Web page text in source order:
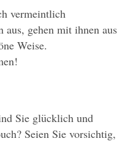
vermeintlich
gehen mit ihnen aus
Weise.
Sie glücklich und
Seien Sie vorsichtig,